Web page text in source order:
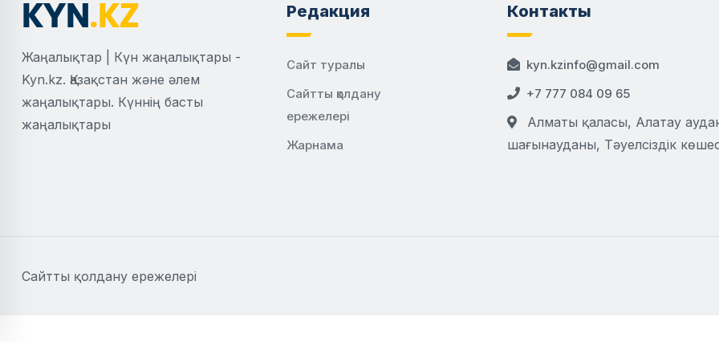
Жаңалықтар | Күн жаңалықтары -
Kyn.kz. Қазақстан және әлем
жаңалықтары. Күннің басты
жаңалықтары
Редакция
Сайт туралы
Сайтты қолдану
ережелері
Жарнама
Контакты
kyn.kzinfo@gmail.com
+7 777 084 09 65
Алматы қаласы, Алатау
шағынауданы, Тәуелсіздік
Сайтты қолдану ережелері